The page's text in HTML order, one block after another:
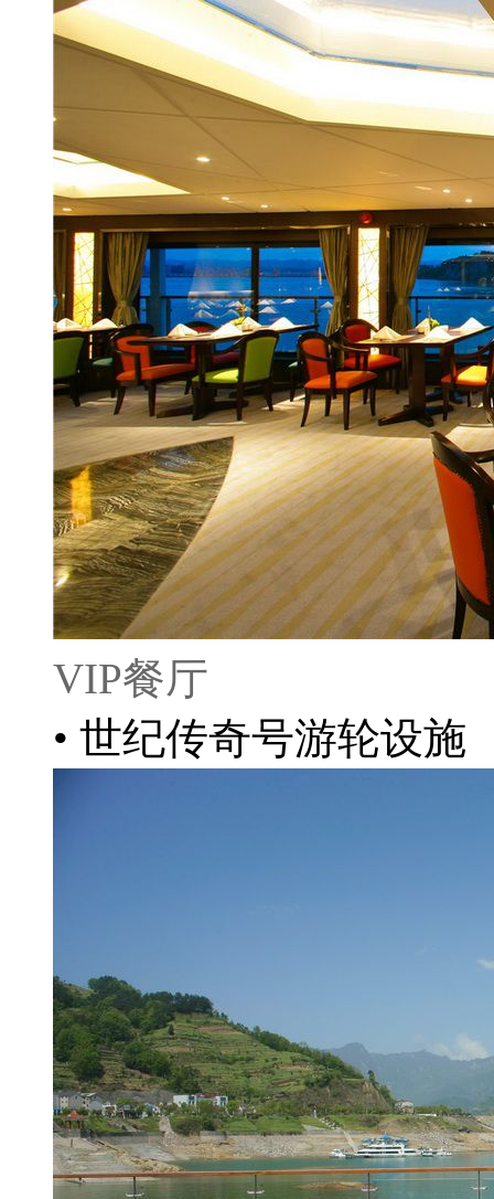
VIP餐厅
• 世纪传奇号游轮设施